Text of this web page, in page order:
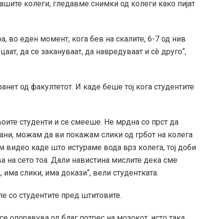
колеги, гледавме снимки од колеги како пијат
во еден момент, кога бев на скалите, 6-7 од нив
да се закануваат, да навредуваат и сè друго“,
од факултетот. И каде беше тој кога студентите
студенти и се смееше. Не мрдна со прст да
можам да ви покажам слики од грбот на колега
каде што истураме вода врз колега, тој доби
на сето тоа. Дали навистина мислите дека сме
слики, има докази“, вели студентката.
со студентите пред штитовите.